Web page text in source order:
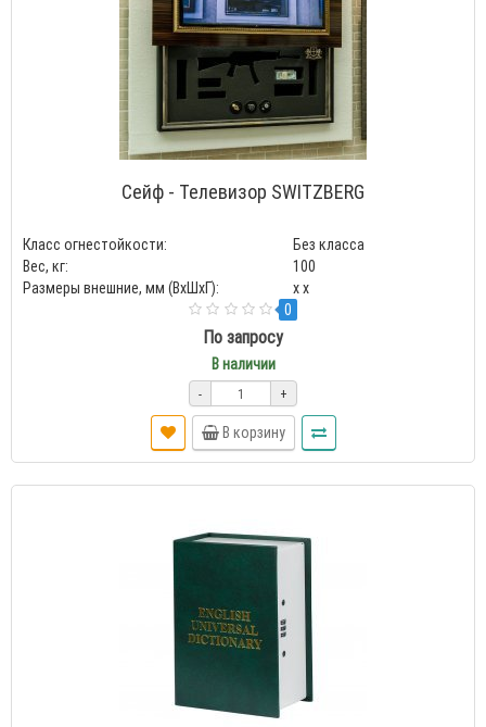
Сейф - Телевизор SWITZBERG
Класс огнестойкости:
Без класса
Вес, кг:
100
Размеры внешние, мм (ВхШхГ):
x x
0
По запросу
В наличии
- +
В корзину